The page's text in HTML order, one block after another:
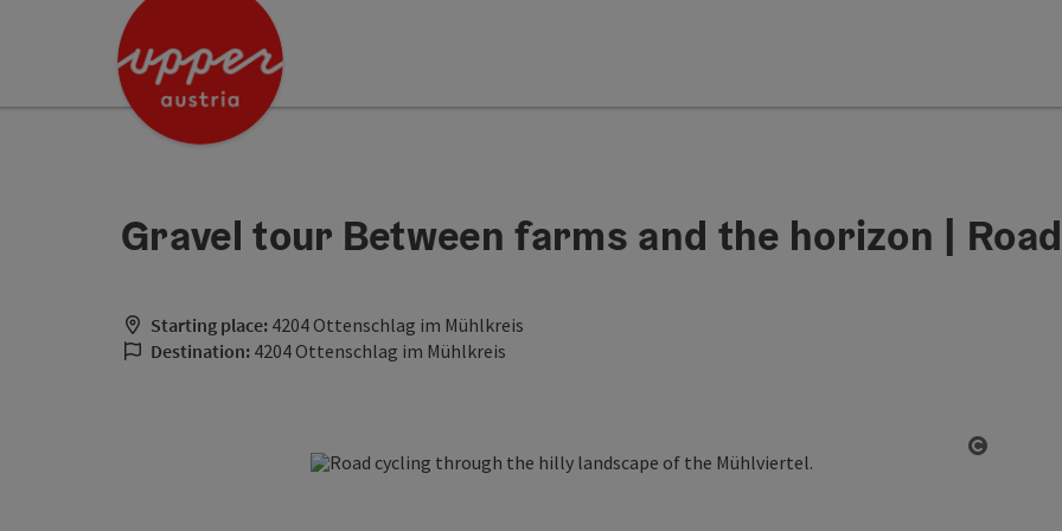
Accesskey
Accesskey
Gravel tour Between farms and the horizon |
Starting place: 4204 Ottenschlag im Mühlkreis
Destination: 4204 Ottenschlag im Mühlkreis